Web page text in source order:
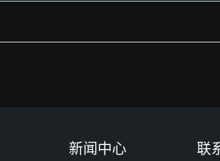
新闻中心 联